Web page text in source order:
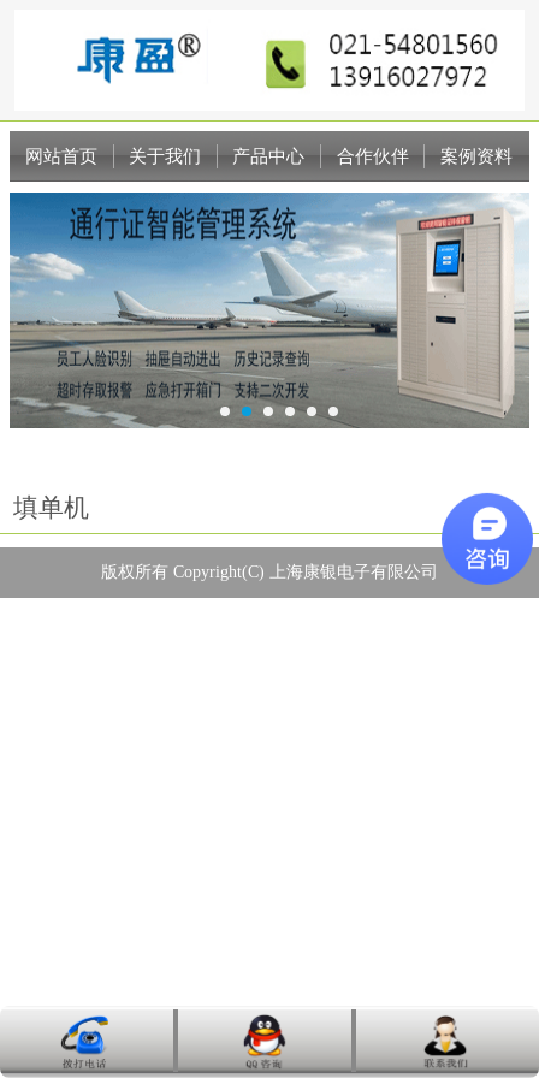
网站首页 关于我们 产品中心 合作伙伴 案例资料
新闻资讯 联系我们
填单机
版权所有 Copyright(C) 上海康银电子有限公司